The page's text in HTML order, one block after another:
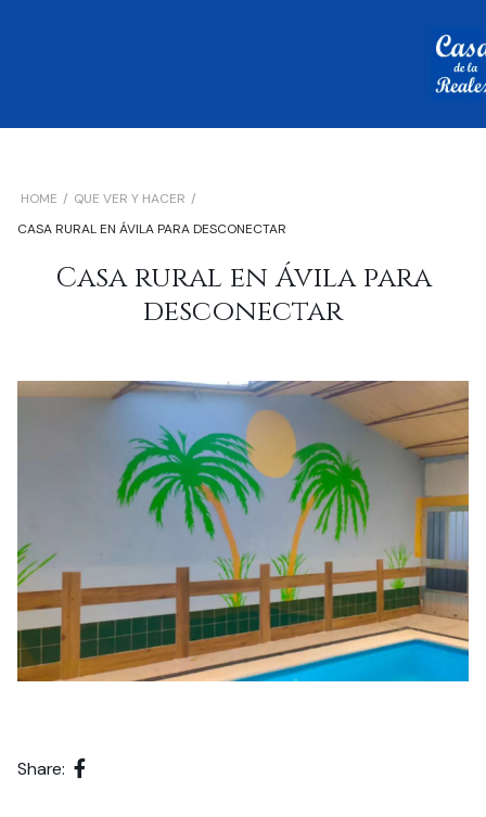
HOME
QUE VER Y HACER
CASA RURAL EN ÁVILA PARA DESCONECTAR
Casa rural en Ávila para
desconectar
Share: